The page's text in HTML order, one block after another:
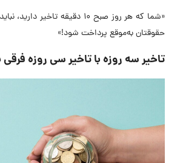
«شما که هر روز صبح ۱۰ دقیقه تاخیر
حقوقتان به‌موقع پرداخت شود!»
تاخیر سه روزه با تاخیر سی روزه فرقی